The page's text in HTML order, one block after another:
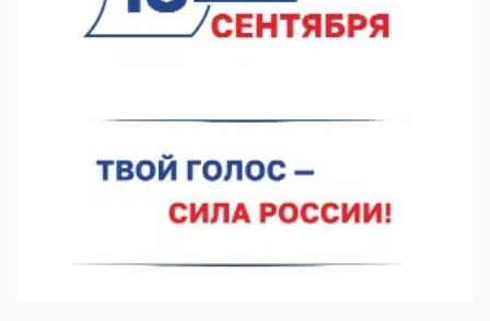
Более 30 нижегородцев прошли обучение для соцконтракта
06.08.2026 14:46